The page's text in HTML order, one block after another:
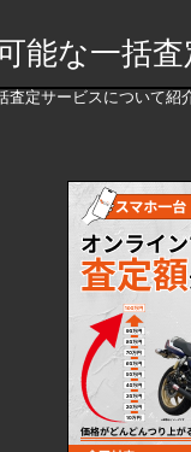
能な一括
定サービスについて紹